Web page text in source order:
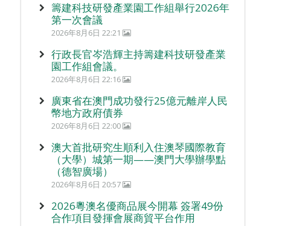
籌建科技研發產業園工作組舉行2026年
第一次會議
2026年8月6日 22:21
行政長官岑浩輝主持籌建科技研發產業
園工作組會議。
2026年8月6日 22:16
廣東省在澳門成功發行25億元離岸人民
幣地方政府債券
2026年8月6日 22:00
澳大首批研究生順利入住澳琴國際教育
（大學）城第一期——澳門大學辦學點
（德智廣場）
2026年8月6日 20:57
2026粵澳名優商品展今開幕 簽署49份
合作項目發揮會展商貿平台作用